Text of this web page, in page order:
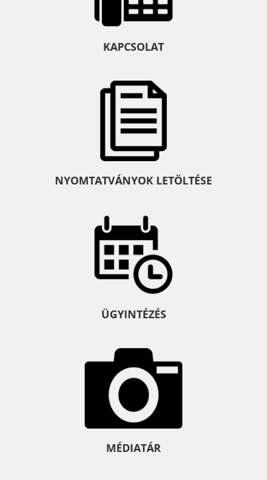
KAPCSOLAT
NYOMTATVÁNYOK LETÖLTÉSE
ÜGYINTÉZÉS
MÉDIATÁR